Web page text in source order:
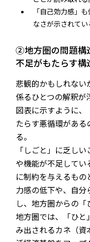
「自己効力感」
なさが示されてい
②地方圏の問題構
不足がもたらす構
悲観的かもしれな
係るひとつの解釈が
図表に示すように
たらす悪循環があ
る。
「しごと」に乏し
や機能が不足して
に制約を与えるも
力感の低下や、自分
し、地方圏からの「
地方圏では、「ひ
み出されるカネ（